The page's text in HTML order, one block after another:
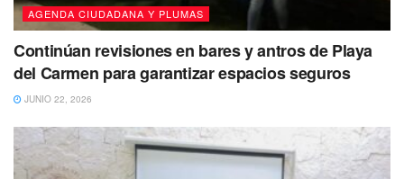
Declaró que el proyecto de la Agenda 20-30 de la ONU
(Organización de las Naciones Unidas) de “Hambre Cero”,
AGENDA CIUDADANA Y PLUMAS
Continúan revisiones en bares y antros de Playa
del Carmen para garantizar espacios seguros
JUNIO 22, 2026